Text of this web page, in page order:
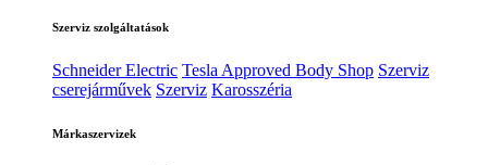
Szerviz szolgáltatások
Schneider Electric Tesla Approved Body Shop Szerviz
cserejárművek Szerviz Karosszéria
Márkaszervizek